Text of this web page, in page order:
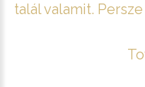
talál valamit. Persze